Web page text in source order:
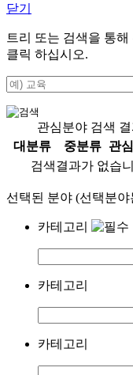
닫기
트리 또는 검색을 통
클릭 하십시오.
관심분야 검색
대분류
중분류
관
검색결과가 없습
선택된 분야 (선택분
카테고리
카테고리
카테고리